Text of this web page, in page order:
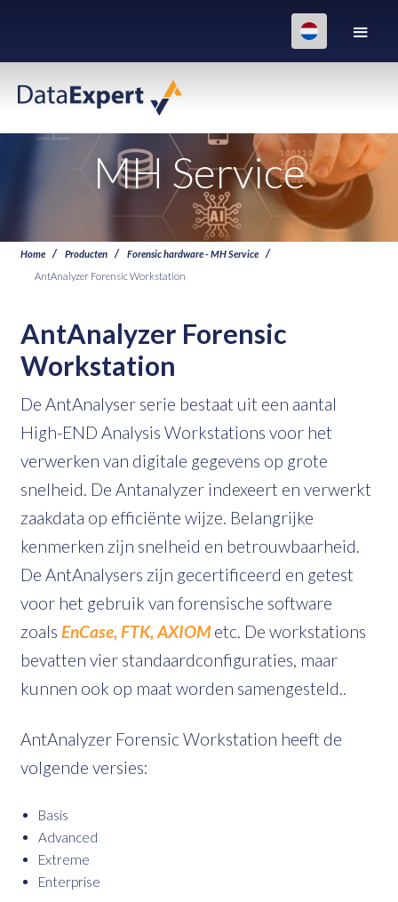
MH Service
Home Producten
Forensic hardware - MH Service
AntAnalyzer Forensic Workstation
AntAnalyzer Forensic
Workstation
De AntAnalyser serie bestaat uit een aantal
High-END Analysis Workstations voor het
verwerken van digitale gegevens op grote
snelheid. De Antanalyzer indexeert en verwerkt
zaakdata op efficiënte wijze. Belangrijke
kenmerken zijn snelheid en betrouwbaarheid.
De AntAnalysers zijn gecertificeerd en getest
voor het gebruik van forensische software
zoals EnCase,FTK,AXIOMetc. De workstations
bevatten vier standaardconfiguraties, maar
kunnen ook op maat worden samengesteld..
AntAnalyzer Forensic Workstation heeft de
volgende versies:
Basis
Advanced
Extreme
Enterprise